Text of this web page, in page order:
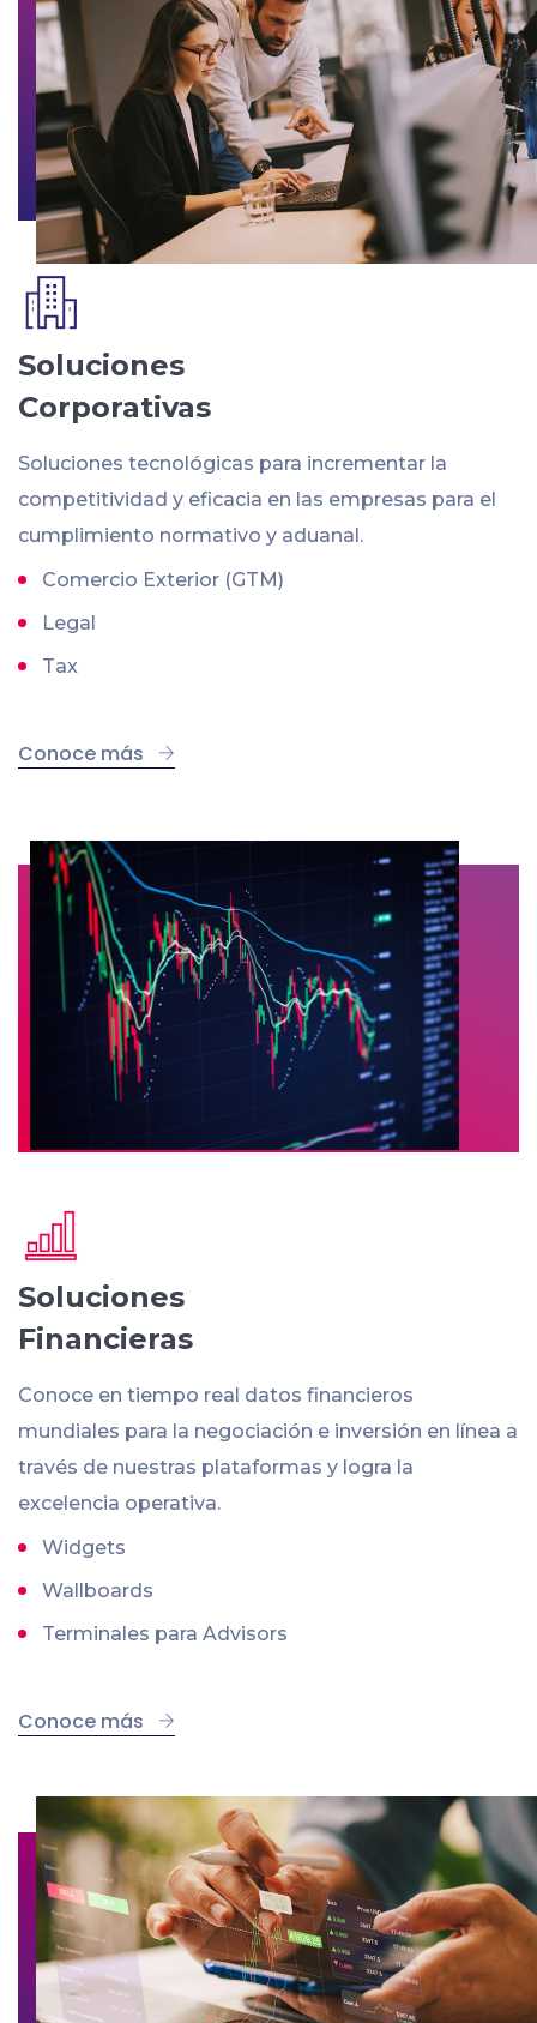
Soluciones
Corporativas
Soluciones tecnológicas para incrementar la
competitividad y eficacia en las empresas para el
cumplimiento normativo y aduanal.
Comercio Exterior (GTM)
Legal
Tax
Conoce más
Soluciones
Financieras
Conoce en tiempo real datos financieros
mundiales para la negociación e inversión en línea a
través de nuestras plataformas y logra la
excelencia operativa.
Widgets
Wallboards
Terminales para Advisors
Conoce más